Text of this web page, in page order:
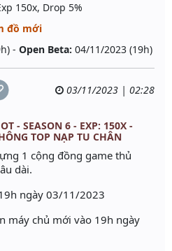
150x, Drop 5%
đồ mới
- Open Beta: 04/11/2023 (19h)
03/11/2023 | 02:28
- SEASON 6 - EXP: 150X -
TOP NẠP TU CHÂN
1 cộng đồng game thủ
dài.
ngày 03/11/2023
máy chủ mới vào 19h ngày